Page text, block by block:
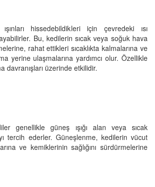
ışınları hissedebildikleri için çevredeki ısı
Bu, kedilerin sıcak veya soğuk hava
rahat ettikleri sıcaklıkta kalmalarına ve
yerine ulaşmalarına yardımcı olur. Özellikle
davranışları üzerinde etkilidir.
genellikle güneş ışığı alan veya sıcak
tercih ederler. Güneşlenme, kedilerin vücut
ve kemiklerinin sağlığını sürdürmelerine